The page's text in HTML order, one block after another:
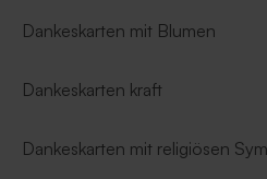
Dankeskarten mit Blumen
Dankeskarten kraft
Dankeskarten mit religiösen